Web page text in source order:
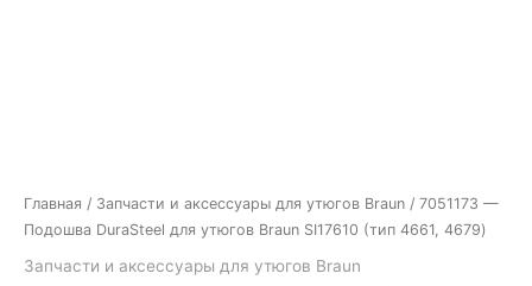
Главная / Запчасти и аксессуары для утюгов Braun / 7051173 —
Подошва DuraSteel для утюгов Braun SI17610 (тип 4661, 4679)
Запчасти и аксессуары для утюгов Braun